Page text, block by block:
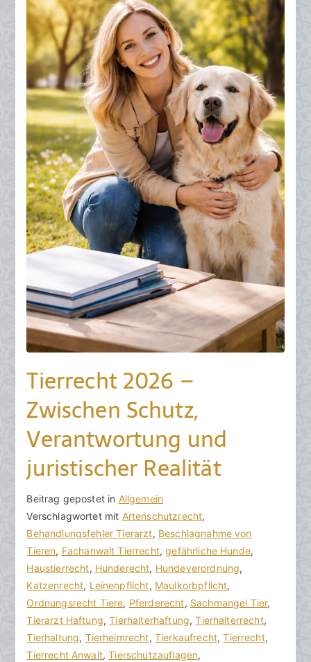
Tierrecht 2026 –
Zwischen Schutz,
Verantwortung und
juristischer Realität
V
o
n
h
o
r
a
k
R
e
B
e
i
t
r
a
g
v
e
r
Beitrag gepostet in Allgemein
Verschlagwortet mit Artenschutzrecht,
Behandlungsfehler Tierarzt, Beschlagnahme von
Tieren, Fachanwalt Tierrecht,gefährliche Hunde,
Haustierrecht, Hunderecht, Hundeverordnung,
Katzenrecht, Leinenpflicht, Maulkorbpflicht,
Ordnungsrecht Tiere, Pferderecht, Sachmangel Tier,
Tierarzt Haftung,Tierhalterhaftung,Tierhalterrecht,
Tierhaltung, Tierheimrecht, Tierkaufrecht,Tierrecht,
Tierrecht Anwalt,Tierschutzauflagen,
K
e
i
n
e
K
o
m
m
e